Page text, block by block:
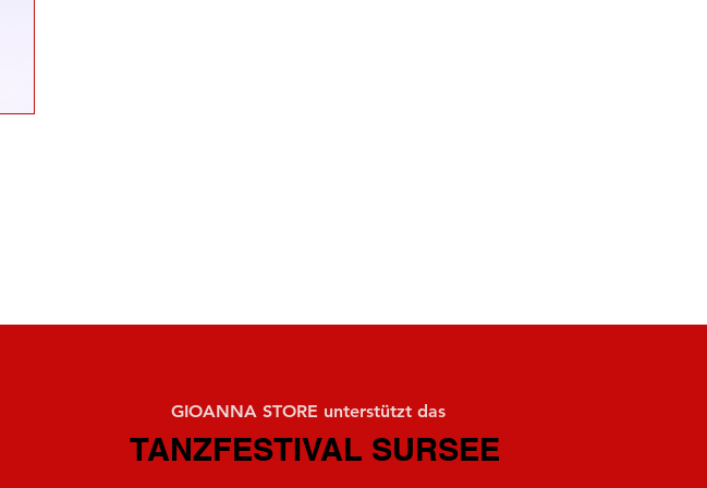
GIOANNA STORE unterstützt das
TANZFESTIVAL SURSEE
TANZFESTIVAL SURSEE